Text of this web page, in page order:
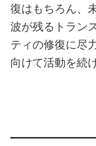
復はもちろん、
波が残るトラン
ティの修復に尽
向けて活動を続